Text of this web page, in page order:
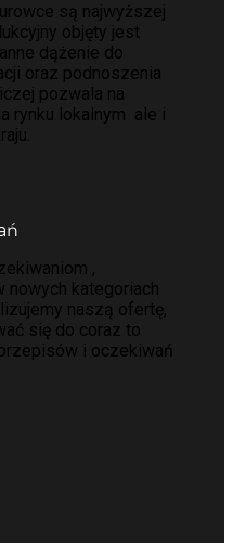
są najwyższej
objęty jest
dążenie do
oraz podnoszenia
pozwala na
rynku lokalnym ale i
,
nowych kategoriach
naszą ofertę,
się do coraz to
i oczekiwań